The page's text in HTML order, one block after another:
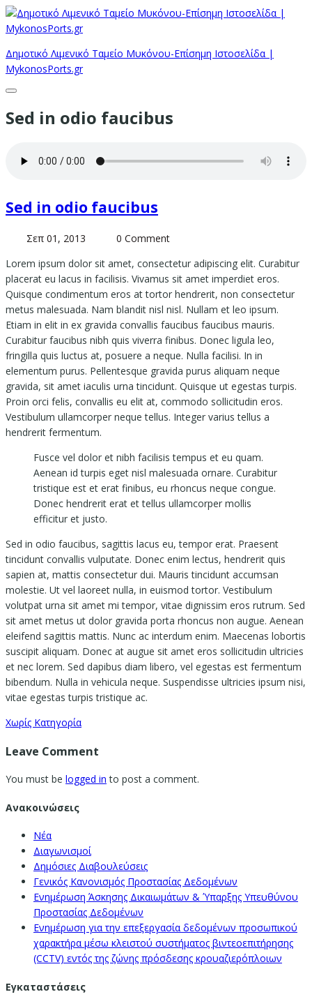
Δημοτικό Λιμενικό Ταμείο Μυκόνου-Επίσημη Ιστοσελίδα |
MykonosPorts.gr
Sed in odio faucibus
Sed in odio faucibus
Σεπ 01, 2013
0 Comment
Lorem ipsum dolor sit amet, consectetur adipiscing elit. Curabitur
placerat eu lacus in facilisis. Vivamus sit amet imperdiet eros.
Quisque condimentum eros at tortor hendrerit, non consectetur
metus malesuada. Nam blandit nisl nisl. Nullam et leo ipsum.
Etiam in elit in ex gravida convallis faucibus faucibus mauris.
Curabitur faucibus nibh quis viverra finibus. Donec ligula leo,
fringilla quis luctus at, posuere a neque. Nulla facilisi. In in
elementum purus. Pellentesque gravida purus aliquam neque
gravida, sit amet iaculis urna tincidunt. Quisque ut egestas turpis.
Proin orci felis, convallis eu elit at, commodo sollicitudin eros.
Vestibulum ullamcorper neque tellus. Integer varius tellus a
hendrerit fermentum.
Fusce vel dolor et nibh facilisis tempus et eu quam.
Aenean id turpis eget nisl malesuada ornare. Curabitur
tristique est et erat finibus, eu rhoncus neque congue.
Donec hendrerit erat et tellus ullamcorper mollis
efficitur et justo.
Sed in odio faucibus, sagittis lacus eu, tempor erat. Praesent
tincidunt convallis vulputate. Donec enim lectus, hendrerit quis
sapien at, mattis consectetur dui. Mauris tincidunt accumsan
molestie. Ut vel laoreet nulla, in euismod tortor. Vestibulum
volutpat urna sit amet mi tempor, vitae dignissim eros rutrum. Sed
sit amet metus ut dolor gravida porta rhoncus non augue. Aenean
eleifend sagittis mattis. Nunc ac interdum enim. Maecenas lobortis
suscipit aliquam. Donec at augue sit amet eros sollicitudin ultricies
et nec lorem. Sed dapibus diam libero, vel egestas est fermentum
bibendum. Nulla in vehicula neque. Suspendisse ultricies ipsum nisi,
vitae egestas turpis tristique ac.
Χωρίς Κατηγορία
Leave Comment
You must be logged in to post a comment.
Ανακοινώσεις
Νέα
Διαγωνισμοί
Δημόσιες Διαβουλεύσεις
Γενικός Κανονισμός Προστασίας Δεδομένων
Ενημέρωση Άσκησης Δικαιωμάτων & Ύπαρξης Υπευθύνου
Προστασίας Δεδομένων
Ενημέρωση για την επεξεργασία δεδομένων προσωπικού
χαρακτήρα μέσω κλειστού συστήματος βιντεοεπιτήρησης
(CCTV) εντός της ζώνης πρόσδεσης κρουαζιερόπλοιων
Εγκαταστάσεις